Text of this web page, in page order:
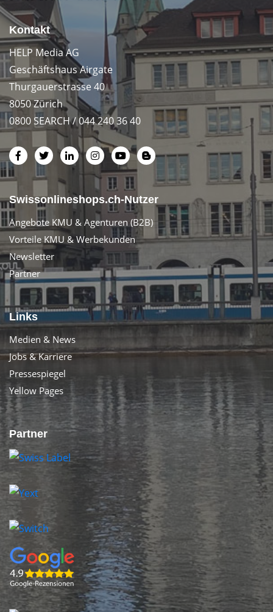
Kontakt
HELP Media AG
Geschäftshaus Airgate
Thurgauerstrasse 40
8050 Zürich
0800 SEARCH / 044 240 36 40
Swissonlineshops.ch-Nutzer
Angebote KMU & Agenturen (B2B)
Vorteile KMU & Werbekunden
Newsletter
Partner
Links
Medien & News
Jobs & Karriere
Pressespiegel
Yellow Pages
Partner